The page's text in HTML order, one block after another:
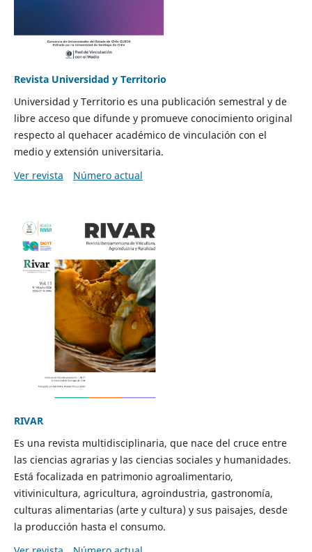
Revista Universidad y Territorio
Universidad y Territorio es una publicación semestral y de
libre acceso que difunde y promueve conocimiento original
respecto al quehacer académico de vinculación con el
medio y extensión universitaria.
Ver revista
Número actual
RIVAR
Es una revista multidisciplinaria, que nace del cruce entre
las ciencias agrarias y las ciencias sociales y humanidades.
Está focalizada en patrimonio agroalimentario,
vitivinicultura, agricultura, agroindustria, gastronomía,
culturas alimentarias (arte y cultura) y sus paisajes, desde
la producción hasta el consumo.